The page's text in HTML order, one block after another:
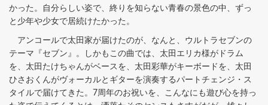
かった。自分らしい姿で、終りを知らない青春の景色の中、ずっ
と少年や少女で居続けたかった。
アンコールで太田家が届けたのが、なんと、ウルトラセブンの
テーマ『セブン』。しかもこの曲では、太田エリカ様がドラム
を、太田たけちゃんがベースを、太田彩華がキーボードを、太田
ひさおくんがヴォーカルとギターを演奏するパートチェンジ・ス
タイルで届けてきた。7周年のお祝いを、こんなにも遊び心を持っ